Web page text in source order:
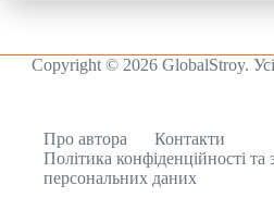
Copyright © 2026 GlobalStroy.
Про автора
Контакти
Політика конфіденційності та
персональних даних